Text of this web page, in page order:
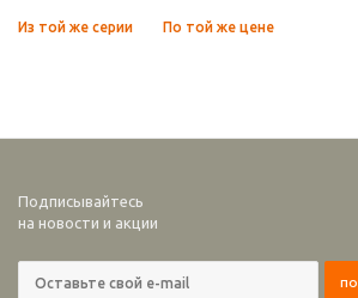
Из той же серии По той же цене
Подписывайтесь
на новости и акции